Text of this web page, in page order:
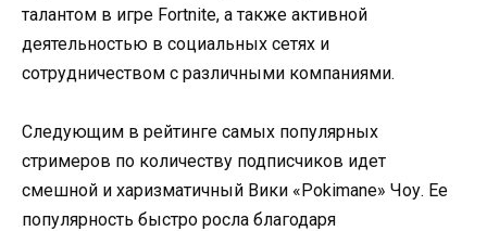
талантом в игре Fortnite, а также активной
деятельностью в социальных сетях и
сотрудничеством с различными компаниями.
Следующим в рейтинге самых популярных
стримеров по количеству подписчиков идет
смешной и харизматичный Вики «Pokimane» Чоу. Ее
популярность быстро росла благодаря